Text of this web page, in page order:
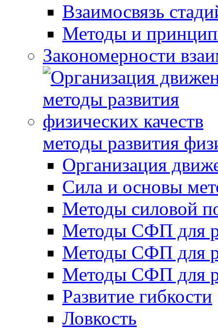
Взаимосвязь
Методы и
Закономерности
методы развития
Организация
Сила и основы
Методы силовой
Методы СФП для
Методы СФП для
Методы СФП для
Развитие гибкости
Ловкость